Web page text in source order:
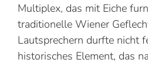
Multiplex, das mit Eiche
traditionelle Wiener
Lautsprechern durfte nicht
historisches Element, das